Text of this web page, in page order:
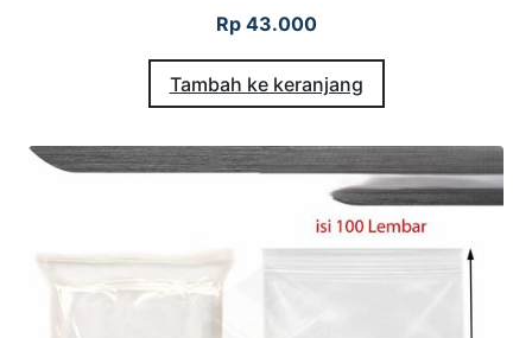
Rp43.000
Tambah ke keranjang